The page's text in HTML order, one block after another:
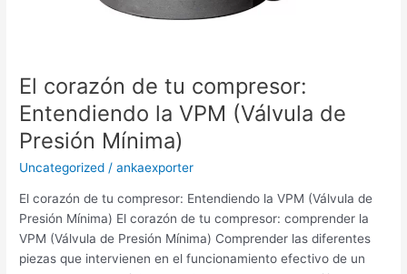
El corazón de tu compresor:
Entendiendo la VPM (Válvula de
Presión Mínima)
Uncategorized /ankaexporter
El corazón de tu compresor: Entendiendo la VPM (Válvula de
Presión Mínima) El corazón de tu compresor: comprender la
VPM (Válvula de Presión Mínima) Comprender las diferentes
piezas que intervienen en el funcionamiento efectivo de un